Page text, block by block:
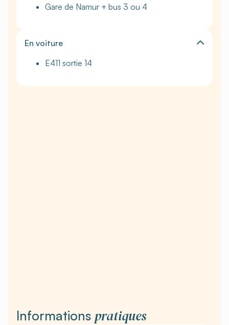
Gare de Namur + bus 3 ou 4
En voiture
E411 sortie 14
Informations pratiques